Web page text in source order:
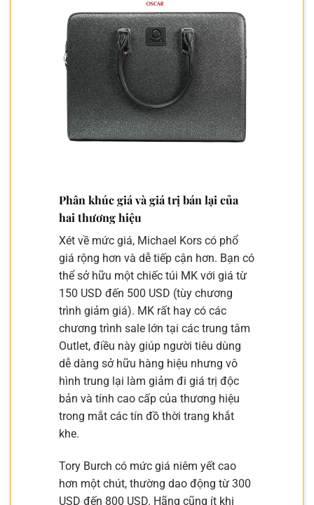
Phân khúc giá và giá trị bán lại của
hai thương hiệu
Xét về mức giá, Michael Kors có phổ
giá rộng hơn và dễ tiếp cận hơn. Bạn có
thể sở hữu một chiếc túi MK với giá từ
150 USD đến 500 USD (tùy chương
trình giảm giá). MK rất hay có các
chương trình sale lớn tại các trung tâm
Outlet, điều này giúp người tiêu dùng
dễ dàng sở hữu hàng hiệu nhưng vô
hình trung lại làm giảm đi giá trị độc
bản và tính cao cấp của thương hiệu
trong mắt các tín đồ thời trang khắt
khe.
Tory Burch có mức giá niêm yết cao
hơn một chút, thường dao động từ 300
USD đến 800 USD. Hãng cũng ít khi